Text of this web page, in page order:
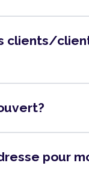
clients/
pour